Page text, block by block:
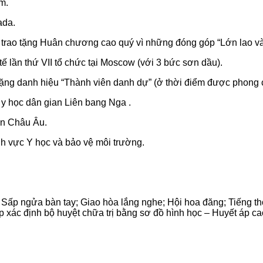
tặng Huân chương cao quý vì những đóng góp “Lớn lao
lần thứ VII tổ chức tại Moscow (với 3 bức sơn dầu).
danh hiệu “Thành viên danh dự” (ở thời điểm được
học dân gian Liên bang Nga .
Châu Âu.
vực Y học và bảo vệ môi trường.
ngửa bàn tay; Giao hòa lắng nghe; Hội hoa đăng; Tiếng
định bộ huyệt chữa trị bằng sơ đồ hình học – Huyết áp